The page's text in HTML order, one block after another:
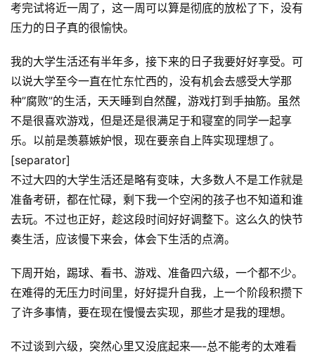
考完试将近一周了，这一周可以算是彻底的放松了下，没有
压力的日子真的很愉快。
我的大学生活还有半年多，接下来的日子我要好好享受。可
以说大学至今一直在忙东忙西的，没有机会去感受大学那
种”腐败”的生活，天天睡到自然醒，游戏打到手抽筋。虽然
不是很喜欢游戏，但是还是很满足于和寝室的同学一起享
乐。以前是羡慕嫉妒恨，现在要亲自上阵实现理想了。
[separator]
不过大四的大学生活还是略有变味，大多数人不是工作就是
准备考研，都在忙碌，剩下我一个空闲的孩子也不知道和谁
去玩。不过也正好，趁这段时间好好调整下。这么久的快节
奏生活，应该慢下来会，体会下生活的点滴。
下周开始，踢球、看书、游戏、准备四六级，一个都不少。
在难得的无压力时间里，好好提升自我，上一个阶段积攒下
了许多事情，要在现在慢慢去实现，那些才是我的理想。
不过谈到六级，突然心里又没底起来—-总不能考的太难看